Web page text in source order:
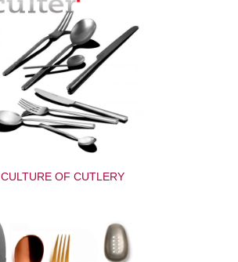
CULTURE OF CUTLERY